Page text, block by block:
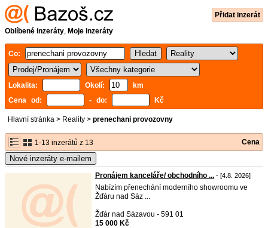
Přidat inzerát
Oblíbené inzeráty, Moje inzeráty
Co:
Lokalita: Okolí:
km
Cena od:
- do: Kč
Hlavní stránka > Reality > prenechani provozovny
1-13 inzerátů z 13 Cena
Nové inzeráty e-mailem
Pronájem kanceláře/ obchodního ... - [4.8. 2026]
Nabízím přenechání moderního showroomu ve
Žďáru nad Sáz ...
Žďár nad Sázavou - 591 01
15 000 Kč